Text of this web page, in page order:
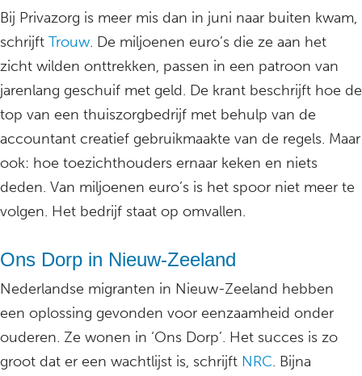
Bij Privazorg is meer mis dan in juni naar buiten kwam,
schrijft Trouw. De miljoenen euro’s die ze aan het
zicht wilden onttrekken, passen in een patroon van
jarenlang geschuif met geld. De krant beschrijft hoe de
top van een thuiszorgbedrijf met behulp van de
accountant creatief gebruikmaakte van de regels. Maar
ook: hoe toezichthouders ernaar keken en niets
deden. Van miljoenen euro’s is het spoor niet meer te
volgen. Het bedrijf staat op omvallen.
Ons Dorp in Nieuw-Zeeland
Nederlandse migranten in Nieuw-Zeeland hebben
een oplossing gevonden voor eenzaamheid onder
ouderen. Ze wonen in ‘Ons Dorp’. Het succes is zo
groot dat er een wachtlijst is, schrijft NRC. Bijna